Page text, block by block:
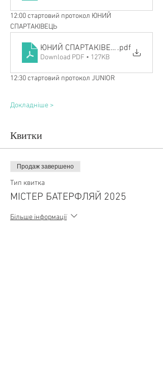
12:00 стартовий протокол ЮНИЙ
СПАРТАКІВЕЦЬ
ЮНИЙ СПАРТАКІВЕЦЬ 2025
.pdf
Download PDF • 127KB
12:30 стартовий протокол JUNIOR
Докладніше >
Квитки
Продаж завершено
Тип квитка
МІСТЕР БАТЕРФЛЯЙ 2025
Більше інформації